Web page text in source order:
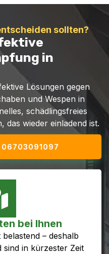
sollten?
in
Lösungen gegen
und Wespen in
schädlingsfreies
das wieder einladend ist.
bei Ihnen
– deshalb
in kürzester Zeit